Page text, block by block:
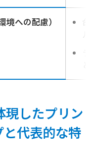
への配慮）
台
ル
ラ
したプリン
代表的な特